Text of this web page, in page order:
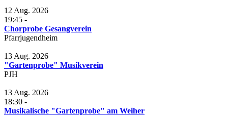
12 Aug. 2026
19:45 -
Chorprobe Gesangverein
Pfarrjugendheim
13 Aug. 2026
"Gartenprobe" Musikverein
PJH
13 Aug. 2026
18:30 -
Musikalische "Gartenprobe" am Weiher